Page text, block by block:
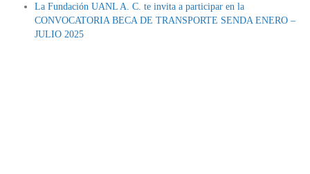
La Fundación UANL A. C. te invita a participar en la
CONVOCATORIA BECA DE TRANSPORTE SENDA ENERO –
JULIO 2025